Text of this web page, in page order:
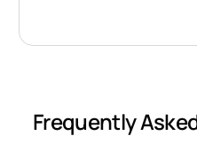
Frequently